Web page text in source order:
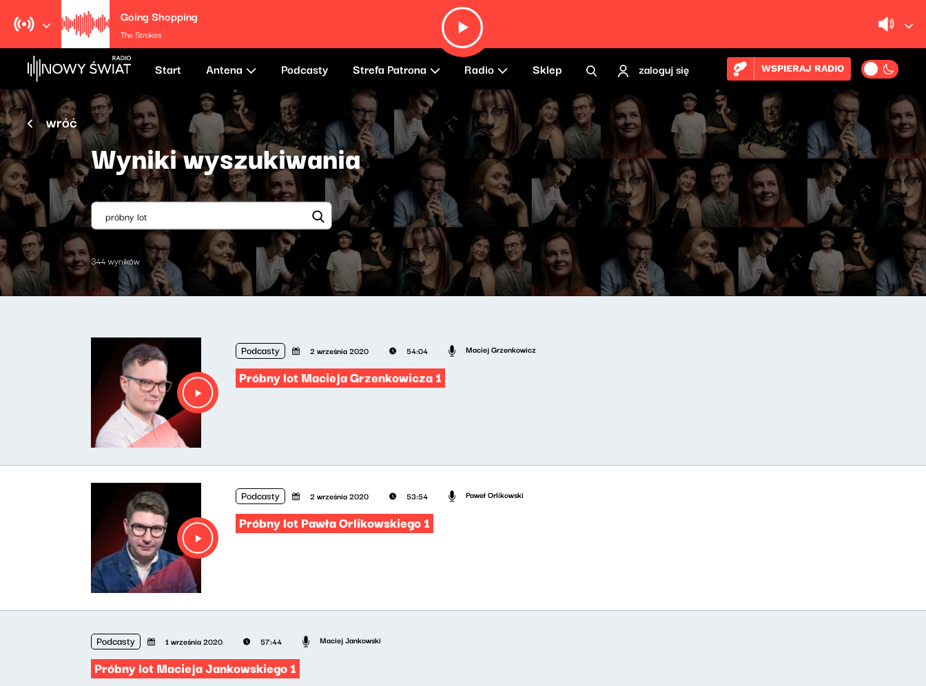
Going Shopping
The Strokes
Start Antena Podcasty Strefa Patrona Radio Sklep zaloguj się WSPIERAJ RADIO
wróć
Wyniki wyszukiwania
344 wyników
Podcasty 2 września 2020 54:04 Maciej Grzenkowicz
Próbny lot Macieja Grzenkowicza 1
Podcasty 2 września 2020 53:54 Paweł Orlikowski
Próbny lot Pawła Orlikowskiego 1
Podcasty 1 września 2020 57:44 Maciej Jankowski
Próbny lot Macieja Jankowskiego 1